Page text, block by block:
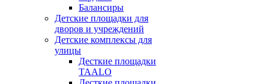
Балансиры
Детские площадки для
дворов и учреждений
Детские комплексы для
улицы
Десткие площадки
TAALO